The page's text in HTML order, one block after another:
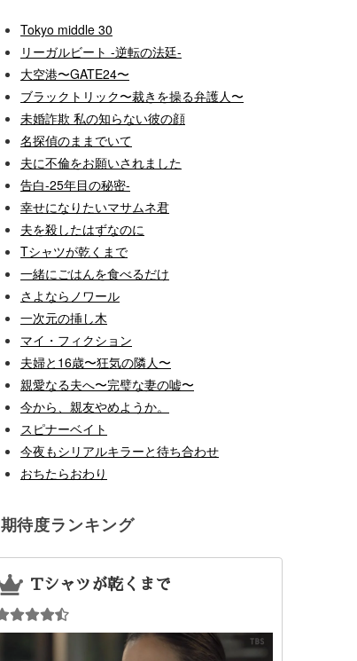
Tokyo middle 30
リーガルビート -逆転の法廷-
大空港〜GATE24〜
ブラックトリック〜裁きを操る弁護人〜
未婚詐欺 私の知らない彼の顔
名探偵のままでいて
夫に不倫をお願いされました
告白-25年目の秘密-
幸せになりたいマサムネ君
夫を殺したはずなのに
Tシャツが乾くまで
一緒にごはんを食べるだけ
さよならノワール
一次元の挿し木
マイ・フィクション
夫婦と16歳〜狂気の隣人〜
親愛なる夫へ〜完璧な妻の嘘〜
今から、親友やめようか。
スピナーベイト
今夜もシリアルキラーと待ち合わせ
おちたらおわり
期待度ランキング
Tシャツが乾くまで